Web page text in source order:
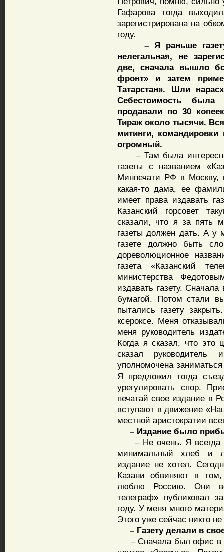
Гафарова тогда
зарегистрирована на
году.
– Я раньше газету
нелегальная, не
две, сначала вышло
фронт» и затем
Татарстан». Шли
Себестоимость
продавали по 30
Тираж около тысячи.
митинги,
огромный.
– Там была
газеты с названием
Минпечати РФ в Москву,
какая-то дама, ее
имеет права издавать
Казанский горсовет
сказали, что я за пять
газеты должен дать. А у
газете должно быть
дореволюционное
газета «Казанский
министерства
издавать газету.
бумагой. Потом стали
пытались газету
ксероксе. Меня
меня руководитель
Когда я сказал, что это
сказал руководитель
уполномочена
Я предложил тогда
урегулировать спор.
печатай свое издание в
вступают в движение
местной аристократии
– Издание было
– Не очень. Я всегда
минимальный хлеб и
издание не хотел.
Казани обвиняют в
люблю Россию. Они
телеграф» публиковал
году. У меня много
Этого уже сейчас никто
– Газету делали в
– Сначала был офис в